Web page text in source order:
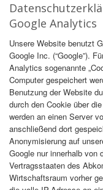
Google Analytics
Unsere Website benutzt
Google Inc. (“Google”).
Analytics sogenannte
Computer gespeichert
Benutzung der Website
durch den Cookie über
werden an einen Server
anschließend dort
Anonymisierung auf
Google nur innerhalb von
Vertragsstaaten des
Wirtschaftsraum vorher